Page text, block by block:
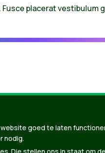
placerat vestibulum
Tectonica
goed te laten
nodig.